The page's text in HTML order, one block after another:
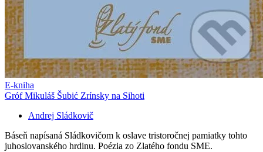
E-kniha
Gróf Mikuláš Šubić Zrínsky na Sihoti
Andrej Sládkovič
Báseň napísaná Sládkovičom k oslave tristoročnej pamiatky tohto
juhoslovanského hrdinu. Poézia zo Zlatého fondu SME.